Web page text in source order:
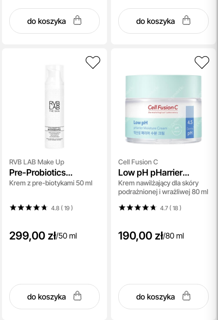
do koszyka do koszyka
RVB LAB Make Up
Pre-Probiotics
Balancing Cream
Krem z pre-biotykami 50 ml
4.8 ( 19)
299,00 zł/50 ml
do koszyka
Cell Fusion C
Low pH pHarrier
Moisture Cream
Krem nawilżający dla skóry
podrażnionej i wrażliwej 80 ml
4.7 ( 18)
190,00 zł/80 ml
do koszyka